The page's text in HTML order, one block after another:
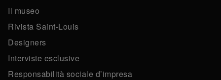
Il museo
Rivista Saint-Louis
Designers
Interviste esclusive
Responsabilità sociale d’impresa